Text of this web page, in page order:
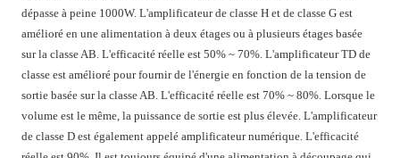
dépasse à peine 1000W. L'amplificateur de classe H et de classe G est
amélioré en une alimentation à deux étages ou à plusieurs étages basée
sur la classe AB. L'efficacité réelle est 50% ~ 70%. L'amplificateur TD de
classe est amélioré pour fournir de l'énergie en fonction de la tension de
sortie basée sur la classe AB. L'efficacité réelle est 70% ~ 80%. Lorsque le
volume est le même, la puissance de sortie est plus élevée. L'amplificateur
de classe D est également appelé amplificateur numérique. L'efficacité